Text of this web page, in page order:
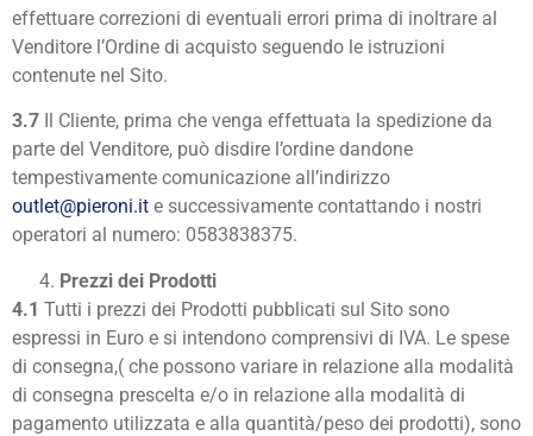
effettuare correzioni di eventuali errori prima di inoltrare al
Venditore l’Ordine di acquisto seguendo le istruzioni
contenute nel Sito.
3.7 Il Cliente, prima che venga effettuata la spedizione da
parte del Venditore, può disdire l’ordine dandone
tempestivamente comunicazione all’indirizzo
outlet@pieroni.it e successivamente contattando i nostri
operatori al numero: 0583838375.
Prezzi dei Prodotti
4.1 Tutti i prezzi dei Prodotti pubblicati sul Sito sono
espressi in Euro e si intendono comprensivi di IVA. Le spese
di consegna,( che possono variare in relazione alla modalità
di consegna prescelta e/o in relazione alla modalità di
pagamento utilizzata e alla quantità/peso dei prodotti), sono